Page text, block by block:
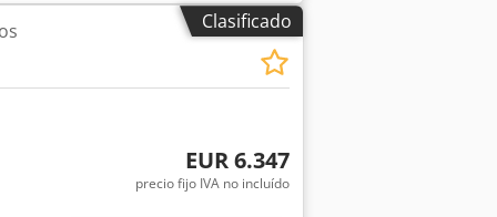
x 1900 mm con una profundidad
de piezas, herramientas y
control con temporizador de
de nivel y filtración. El dispositivo
La cuba de acero inoxidable
el contenido que aparece en la
con sistema de calefacción
la temperatura del baño Cables y
Sin medio de limpieza ni otros
Clasificado
EUR 6.347
precio fijo IVA no incluído